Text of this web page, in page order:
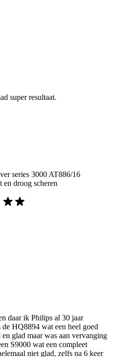
super resultaat.
series 3000 AT886/16
en droog scheren
daar ik Philips al 30 jaar
HQ8894 wat een heel goed
glad maar was aan vervanging
S9000 wat een compleet
niet glad, zelfs na 6 keer